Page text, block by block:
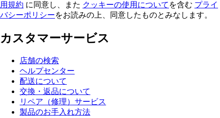
用規約 に同意し、また クッキーの使用について を含む プライ
バシーポリシーをお読みの上、同意したものとみなします。
カスタマーサービス
店舗の検索
ヘルプセンター
配送について
交換・返品について
リペア（修理）サービス
製品のお手入れ方法